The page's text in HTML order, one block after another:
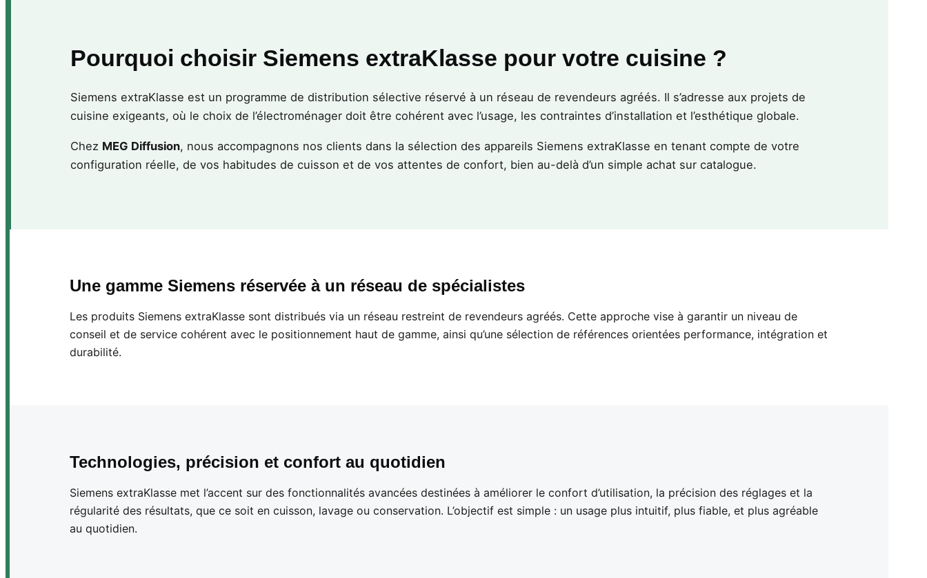
Pourquoi choisir Siemens extraKlasse pour votre cuisine ?
Siemens extraKlasse est un programme de distribution sélective réservé à un réseau de revendeurs agréés. Il s’adresse aux projets de
cuisine exigeants, où le choix de l’électroménager doit être cohérent avec l’usage, les contraintes d’installation et l’esthétique globale.
Chez MEG Diffusion, nous accompagnons nos clients dans la sélection des appareils Siemens extraKlasse en tenant compte de votre
configuration réelle, de vos habitudes de cuisson et de vos attentes de confort, bien au-delà d’un simple achat sur catalogue.
Une gamme Siemens réservée à un réseau de spécialistes
Les produits Siemens extraKlasse sont distribués via un réseau restreint de revendeurs agréés. Cette approche vise à garantir un niveau de
conseil et de service cohérent avec le positionnement haut de gamme, ainsi qu’une sélection de références orientées performance, intégration et
durabilité.
Technologies, précision et confort au quotidien
Siemens extraKlasse met l’accent sur des fonctionnalités avancées destinées à améliorer le confort d’utilisation, la précision des réglages et la
régularité des résultats, que ce soit en cuisson, lavage ou conservation. L’objectif est simple : un usage plus intuitif, plus fiable, et plus agréable
au quotidien.